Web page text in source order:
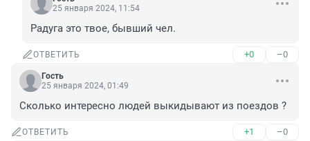
25 января 2024, 11:54
Радуга это твое, бывший чел.
ОТВЕТИТЬ +0 –0
Гость
25 января 2024, 01:49
Сколько интересно людей выкидывают из поездов ?
ОТВЕТИТЬ +1 –0